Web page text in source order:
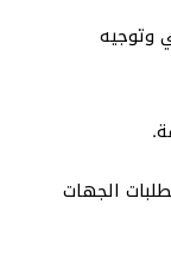
وتوجيه
الجهات